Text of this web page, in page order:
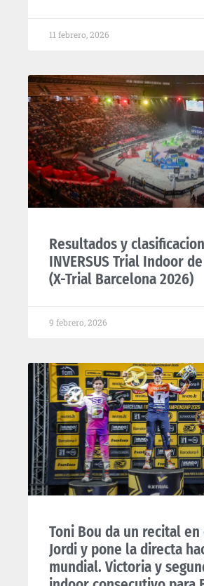
11 febrero, 2026
Resultados y
INVERSUS Trial Indoor
(X-Trial Barcelona 2026)
9 febrero, 2026
Toni Bou da un recital
Jordi y pone la directa
mundial. Victoria y